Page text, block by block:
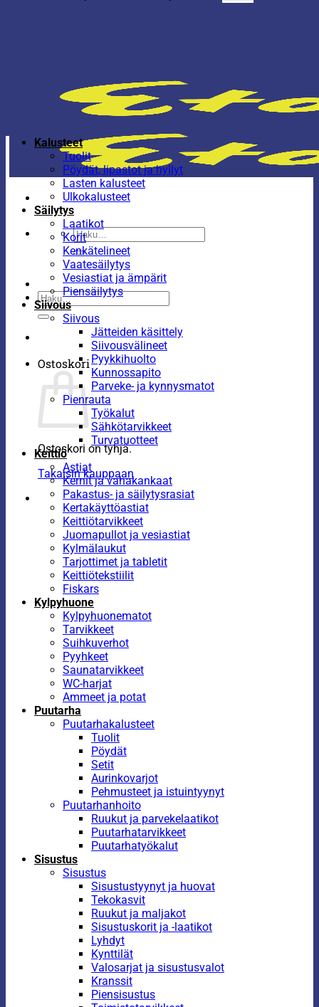
Etsi:
Etsi:
Ostoskori
Ostoskori on tyhjä.
Takaisin kauppaan
Kalusteet
Tuolit
Pöydät, lipastot ja hyllyt
Lasten kalusteet
Ulkokalusteet
Säilytys
Laatikot
Korit
Kenkätelineet
Vaatesäilytys
Vesiastiat ja ämpärit
Piensäilytys
Siivous
Siivous
Jätteiden käsittely
Siivousvälineet
Pyykkihuolto
Kunnossapito
Parveke- ja kynnysmatot
Pienrauta
Työkalut
Sähkötarvikkeet
Turvatuotteet
Keittiö
Astiat
Kernit ja vahakankaat
Pakastus- ja säilytysrasiat
Kertakäyttöastiat
Keittiötarvikkeet
Juomapullot ja vesiastiat
Kylmälaukut
Tarjottimet ja tabletit
Keittiötekstiilit
Fiskars
Kylpyhuone
Kylpyhuonematot
Tarvikkeet
Suihkuverhot
Pyyhkeet
Saunatarvikkeet
WC-harjat
Ammeet ja potat
Puutarha
Puutarhakalusteet
Tuolit
Pöydät
Setit
Aurinkovarjot
Pehmusteet ja istuintyynyt
Puutarhanhoito
Ruukut ja parvekelaatikot
Puutarhatarvikkeet
Puutarhatyökalut
Sisustus
Sisustus
Sisustustyynyt ja huovat
Tekokasvit
Ruukut ja maljakot
Sisustuskorit ja -laatikot
Lyhdyt
Kynttilät
Valosarjat ja sisustusvalot
Kranssit
Piensisustus